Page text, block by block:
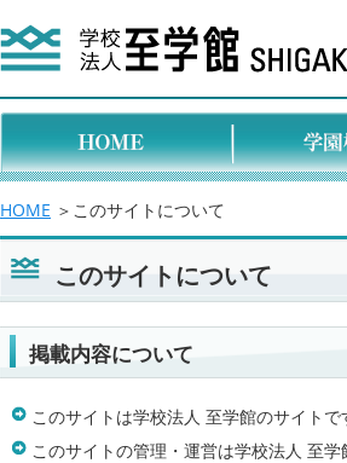
HOME ＞このサイトについて
このサイトについて
掲載内容について
このサイトは学校法人 至学館のサイトで
このサイトの管理・運営は学校法人 至学